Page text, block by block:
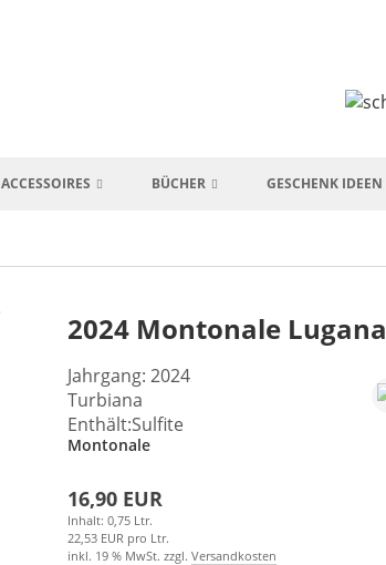
ACCESSOIRES BÜCHER GESCHENK IDEEN
2024 Montonale Lugana
Jahrgang: 2024
Turbiana
Enthält:Sulfite
Montonale
16,90 EUR
Inhalt: 0,75 Ltr.
22,53 EUR pro Ltr.
inkl. 19 % MwSt. zzgl. Versandkosten